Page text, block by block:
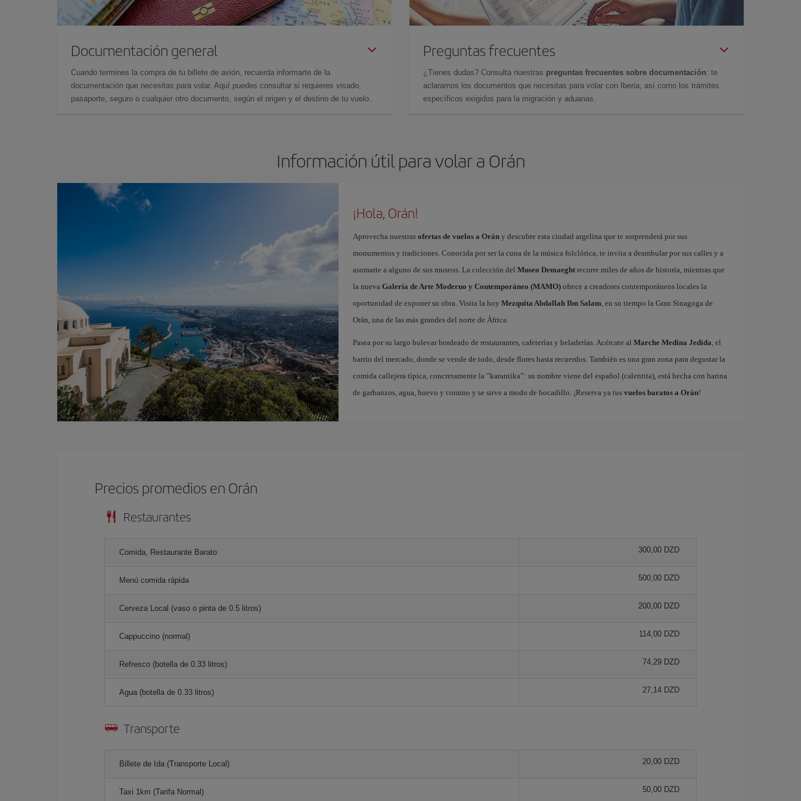
Documentación general
Cuando termines la compra de tu billete de avión, recuerda informarte de la
documentación que necesitas para volar. Aquí puedes consultar si requieres visado,
pasaporte, seguro o cualquier otro documento, según el origen y el destino de tu vuelo.
Preguntas frecuentes
¿Tienes dudas? Consulta nuestras preguntas frecuentes sobre documentación: te
aclaramos los documentos que necesitas para volar con Iberia, así como los trámites
específicos exigidos para la migración y aduanas.
Información útil para volar a Orán
¡Hola, Orán!
Aprovecha nuestras ofertas de vuelos a Orány descubre esta ciudad argelina que te sorprenderá por sus
monumentos y tradiciones. Conocida por ser la cuna de la música folclórica, te invita a deambular por sus calles y a
asomarte a alguno de sus museos. La colección del Museo Demaeghtrecorre miles de años de historia, mientras que
la nueva Galería de Arte Moderno y Contemporáneo (MAMO)ofrece a creadores contemporáneos locales la
oportunidad de exponer su obra. Visita la hoy Mezquita Abdallah Ibn Salam, en su tiempo la Gran Sinagoga de
Orán, una de las más grandes del norte de África.
Pasea por su largo bulevar bordeado de restaurantes, cafeterías y heladerías. Acércate al Marche Medina Jedida, el
barrio del mercado, donde se vende de todo, desde flores hasta recuerdos. También es una gran zona para degustar la
comida callejera típica, concretamente la ”karantika”: su nombre viene del español (calentita), está hecha con harina
de garbanzos, agua, huevo y comino y se sirve a modo de bocadillo. ¡Reserva ya tus vuelos baratos a Orán!
Precios promedios en Orán
Restaurantes
Comida, Restaurante Barato 300,00 DZD
Menú comida rápida 500,00 DZD
Cerveza Local (vaso o pinta de 0.5 litros) 200,00 DZD
Cappuccino (normal) 114,00 DZD
Refresco (botella de 0.33 litros) 74,29 DZD
Agua (botella de 0.33 litros) 27,14 DZD
Transporte
Billete de Ida (Transporte Local) 20,00 DZD
Taxi 1km (Tarifa Normal) 50,00 DZD